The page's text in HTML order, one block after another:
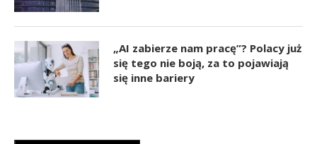
„AI zabierze nam pracę”? Polacy już
się tego nie boją, za to pojawiają
się inne bariery